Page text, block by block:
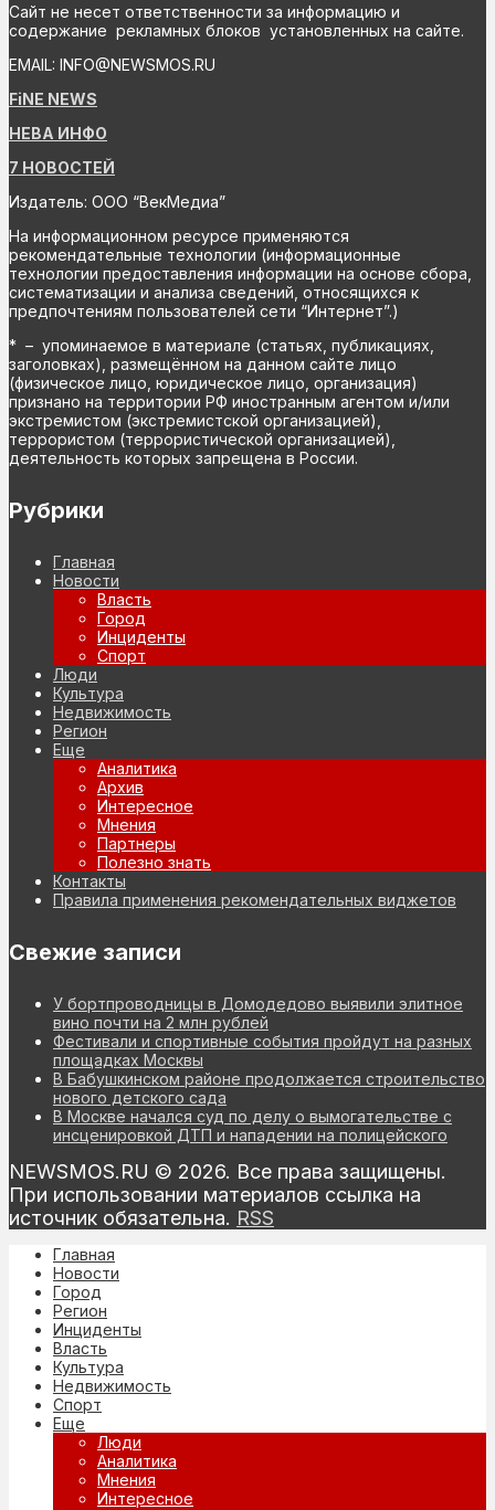
Сайт не несет ответственности за информацию и
содержание рекламных блоков установленных на сайте.
EMAIL: INFO@NEWSMOS.RU
FiNE NEWS
НЕВА ИНФО
7 НОВОСТЕЙ
Издатель: ООО “ВекМедиа”
На информационном ресурсе применяются
рекомендательные технологии (информационные
технологии предоставления информации на основе сбора,
систематизации и анализа сведений, относящихся к
предпочтениям пользователей сети “Интернет”.)
* – упоминаемое в материале (статьях, публикациях,
заголовках), размещённом на данном сайте лицо
(физическое лицо, юридическое лицо, организация)
признано на территории РФ иностранным агентом и/или
экстремистом (экстремистской организацией),
террористом (террористической организацией),
деятельность которых запрещена в России.
Рубрики
Главная
Новости
Власть
Город
Инциденты
Спорт
Люди
Культура
Недвижимость
Регион
Еще
Аналитика
Архив
Интересное
Мнения
Партнеры
Полезно знать
Контакты
Правила применения рекомендательных виджетов
Свежие записи
У бортпроводницы в Домодедово выявили элитное
вино почти на 2 млн рублей
Фестивали и спортивные события пройдут на разных
площадках Москвы
В Бабушкинском районе продолжается строительство
нового детского сада
В Москве начался суд по делу о вымогательстве с
инсценировкой ДТП и нападении на полицейского
NEWSMOS.RU © 2026. Все права защищены.
При использовании материалов ссылка на
источник обязательна. RSS
Главная
Новости
Город
Регион
Инциденты
Власть
Культура
Недвижимость
Спорт
Еще
Люди
Аналитика
Мнения
Интересное